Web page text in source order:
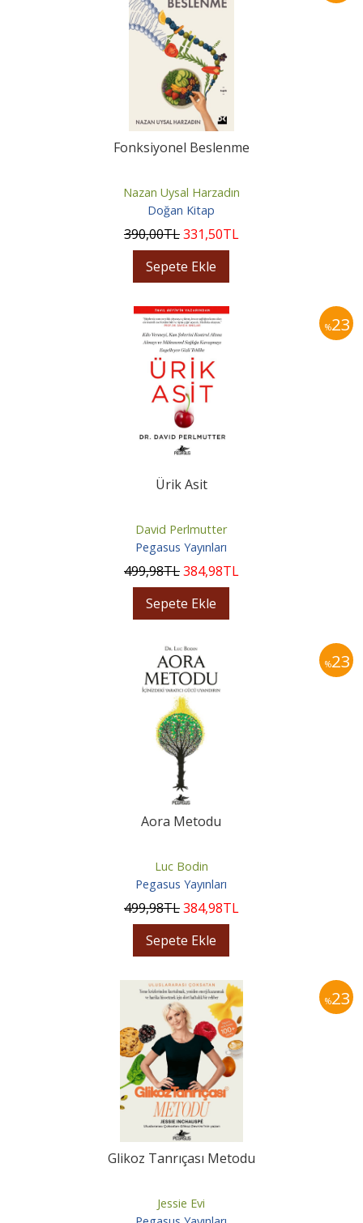
Fonksiyonel Beslenme
Nazan Uysal Harzadın
Doğan Kitap
390,00TL331,50TL
Sepete Ekle
%23
Ürik Asit
David Perlmutter
Pegasus Yayınları
499,98TL384,98TL
Sepete Ekle
%23
Aora Metodu
Luc Bodin
Pegasus Yayınları
499,98TL384,98TL
Sepete Ekle
%23
Glikoz Tanrıçası Metodu
Jessie Evi